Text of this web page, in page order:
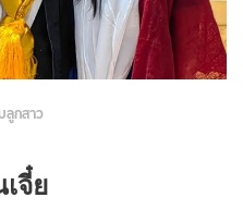
ลูกสาว
จี๋ย